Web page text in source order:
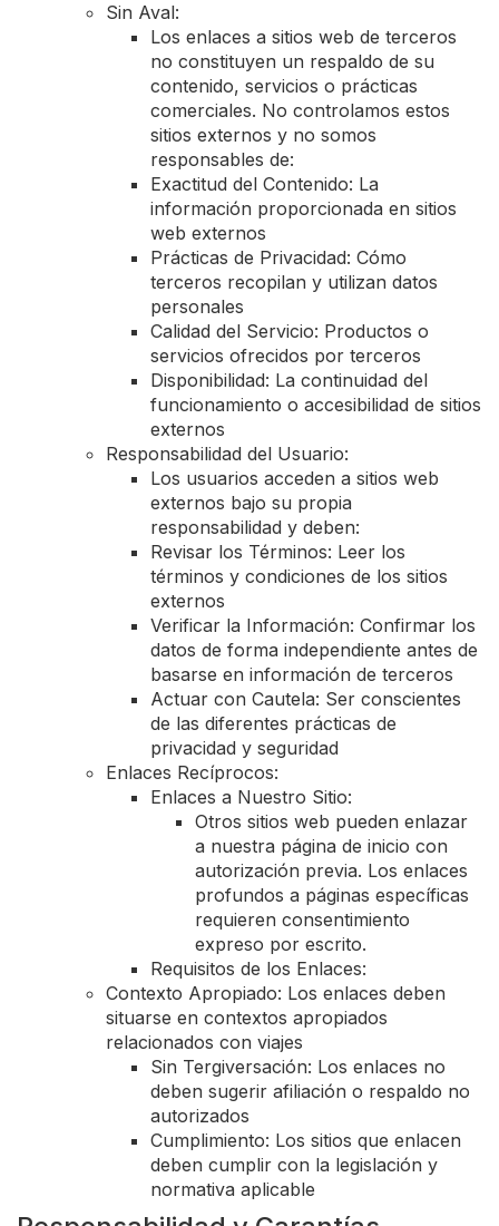
Sin Aval:
Los enlaces a sitios web de terceros
no constituyen un respaldo de su
contenido, servicios o prácticas
comerciales. No controlamos estos
sitios externos y no somos
responsables de:
Exactitud del Contenido: La
información proporcionada en sitios
web externos
Prácticas de Privacidad: Cómo
terceros recopilan y utilizan datos
personales
Calidad del Servicio: Productos o
servicios ofrecidos por terceros
Disponibilidad: La continuidad del
funcionamiento o accesibilidad de sitios
externos
Responsabilidad del Usuario:
Los usuarios acceden a sitios web
externos bajo su propia
responsabilidad y deben:
Revisar los Términos: Leer los
términos y condiciones de los sitios
externos
Verificar la Información: Confirmar los
datos de forma independiente antes de
basarse en información de terceros
Actuar con Cautela: Ser conscientes
de las diferentes prácticas de
privacidad y seguridad
Enlaces Recíprocos:
Enlaces a Nuestro Sitio:
Otros sitios web pueden enlazar
a nuestra página de inicio con
autorización previa. Los enlaces
profundos a páginas específicas
requieren consentimiento
expreso por escrito.
Requisitos de los Enlaces:
Contexto Apropiado: Los enlaces deben
situarse en contextos apropiados
relacionados con viajes
Sin Tergiversación: Los enlaces no
deben sugerir afiliación o respaldo no
autorizados
Cumplimiento: Los sitios que enlacen
deben cumplir con la legislación y
normativa aplicable